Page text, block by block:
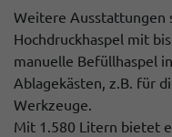
Weitere Ausstattungen
Hochdruckhaspel mit
manuelle Befüllhaspel
Ablagekästen, z.B. für
Werkzeuge.
Mit 1.580 Litern bietet